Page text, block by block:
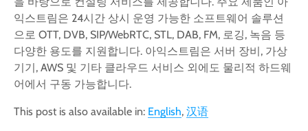
익스트림은 24시간 상시 운영 가능한 소프트웨어 솔루션
으로 OTT, DVB, SIP/WebRTC, STL, DAB, FM, 로깅, 녹음 등
다양한 용도를 지원합니다. 아익스트림은 서버 장비, 가상
기기, AWS 및 기타 클라우드 서비스 외에도 물리적 하드웨
어에서 구동 가능합니다.
This post is also available in: English 汉语